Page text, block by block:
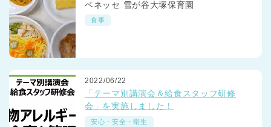
ベネッセ 雪が谷大塚保育園
食事
2022/06/22
「テーマ別講演会＆給食スタッフ研修
会」を実施しました！
安心・安全・衛生